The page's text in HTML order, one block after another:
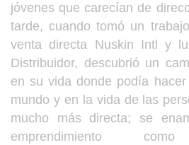
jóvenes que carecían de
tarde, cuando tomó un
venta directa Nuskin Intl y
Distribuidor, descubrió un
en su vida donde podía
mundo y en la vida de las
mucho más directa; se
emprendimiento